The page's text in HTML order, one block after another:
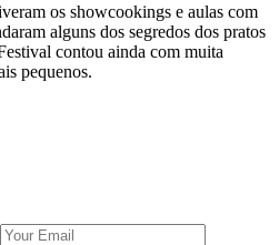
os showcookings e aulas com
alguns dos segredos dos pratos
contou ainda com muita
pequenos.